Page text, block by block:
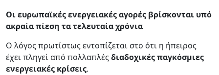
Οι ευρωπαϊκές ενεργειακές αγορές βρίσκονται υπό
ακραία πίεση τα τελευταία χρόνια
Ο λόγος πρωτίστως εντοπίζεται στο ότι η ήπειρος
έχει πληγεί από πολλαπλέςδιαδοχικές παγκόσμιες
ενεργειακές κρίσεις.